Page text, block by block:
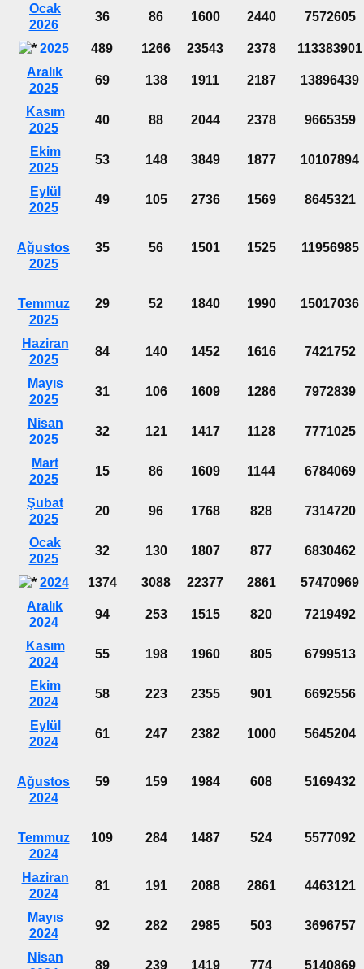
Ocak
2026
36 86 1600 2440 7572605
2025 489 1266 23543 2378
113383901
Aralık
2025
69 138 1911 2187 13896439
Kasım
2025
40 88 2044 2378 9665359
Ekim
2025
53 148 3849 1877 10107894
Eylül
2025
49 105 2736 1569 8645321
Ağustos
2025
35 56 1501 1525 11956985
Temmuz
2025
29 52 1840 1990 15017036
Haziran
2025
84 140 1452 1616 7421752
Mayıs
2025
31 106 1609 1286 7972839
Nisan
2025
32 121 1417 1128 7771025
Mart
2025
15 86 1609 1144 6784069
Şubat
2025
20 96 1768 828 7314720
Ocak
2025
32 130 1807 877 6830462
2024 1374 3088 22377 2861
57470969
Aralık
2024
94 253 1515 820 7219492
Kasım
2024
55 198 1960 805 6799513
Ekim
2024
58 223 2355 901 6692556
Eylül
2024
61 247 2382 1000 5645204
Ağustos
2024
59 159 1984 608 5169432
Temmuz
2024
109 284 1487 524 5577092
Haziran
2024
81 191 2088 2861 4463121
Mayıs
2024
92 282 2985 503 3696757
Nisan
89 239 1419 774 5140869